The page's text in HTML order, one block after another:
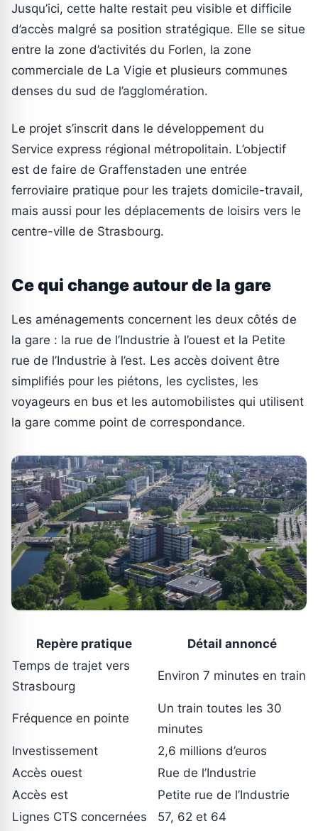
Jusqu’ici, cette halte restait peu visible et difficile
d’accès malgré sa position stratégique. Elle se situe
entre la zone d’activités du Forlen, la zone
commerciale de La Vigie et plusieurs communes
denses du sud de l’agglomération.
Le projet s’inscrit dans le développement du
Service express régional métropolitain. L’objectif
est de faire de Graffenstaden une entrée
ferroviaire pratique pour les trajets domicile-travail,
mais aussi pour les déplacements de loisirs vers le
centre-ville de Strasbourg.
Ce qui change autour de la gare
Les aménagements concernent les deux côtés de
la gare : la rue de l’Industrie à l’ouest et la Petite
rue de l’Industrie à l’est. Les accès doivent être
simplifiés pour les piétons, les cyclistes, les
voyageurs en bus et les automobilistes qui utilisent
la gare comme point de correspondance.
Repère pratique
Détail annoncé
Temps de trajet vers
Strasbourg
Environ 7 minutes en train
Fréquence en pointe
Un train toutes les 30
minutes
Investissement
2,6 millions d’euros
Accès ouest
Rue de l’Industrie
Accès est
Petite rue de l’Industrie
Lignes CTS concernées
57, 62 et 64